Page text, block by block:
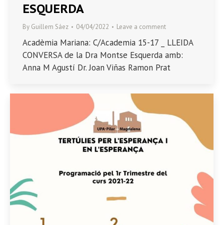
ESQUERDA
By Guillem Sáez 04/04/2022 Leave a comment
Acadèmia Mariana: C/Academia 15-17 _ LLEIDA
CONVERSA de la Dra Montse Esquerda amb:
Anna M Agustí Dr. Joan Viñas Ramon Prat